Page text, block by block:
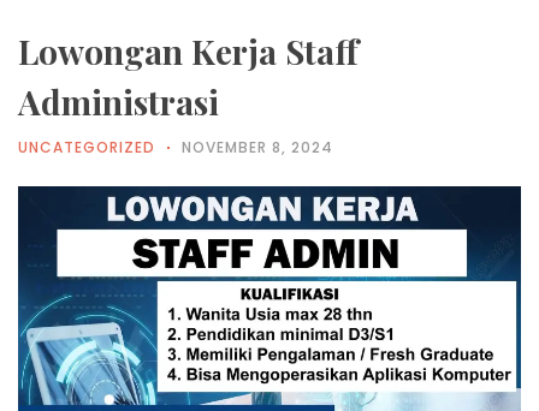
Lowongan Kerja Staff
Administrasi
UNCATEGORIZED NOVEMBER 8, 2024